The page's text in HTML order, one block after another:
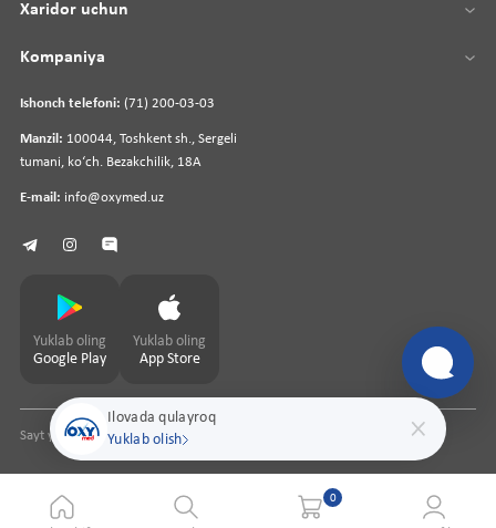
Ilovada qulayroq
Yuklab olish
Ishonch telefoni: (71) 200-03-03
Manzil: 100044, Toshkent sh., Sergeli
tumani, koʻch. Bezakchilik, 18A
E-mail: info@oxymed.uz
Xaridor uchun
Kompaniya
Yuklab oling
Google Play
Yuklab oling
App Store
Sayt yaratuvchipharmit.uz
0